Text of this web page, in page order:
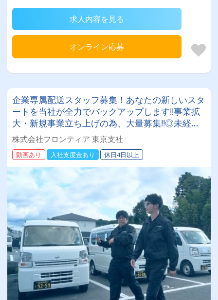
求人内容を見る
オンライン応募
企業専属配送スタッフ募集！あなたの新しいスタ
ートを当社が全力でバックアップします!!事業拡
大・新規事業立ち上げの為、大量募集‼◎未経験
歓迎◎
株式会社フロンティア 東京支社
動画あり 入社支度金あり 休日4日以上